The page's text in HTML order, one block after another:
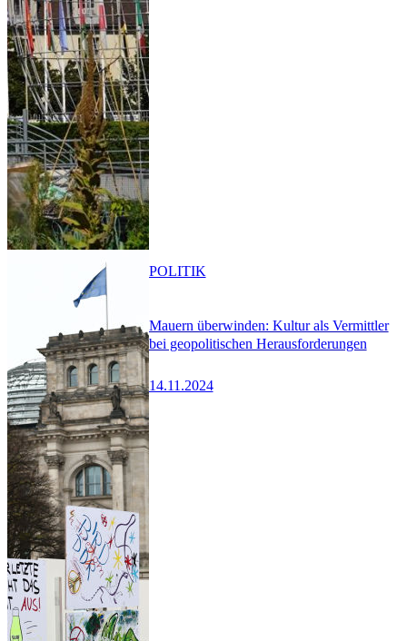
Mauern überwinden: Kultur als Vermittler
bei geopolitischen Herausforderungen
14.11.2024
POLITIK